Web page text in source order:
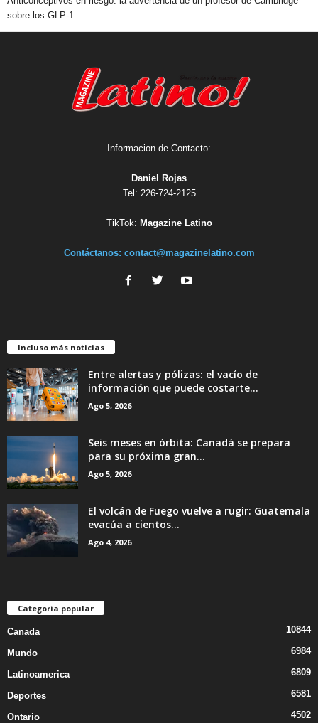
sobre los GLP-1
Informacion de Contacto:
Daniel Rojas
Tel: 226-724-2125
TikTok: Magazine Latino
Contáctanos: contact@magazinelatino.com
Incluso más noticias
Entre alertas y pólizas: el vacío de
información que puede costarte...
Ago 5, 2026
Seis meses en órbita: Canadá se prepara
para su próxima gran...
Ago 5, 2026
El volcán de Fuego vuelve a rugir: Guatemala
evacúa a cientos...
Ago 4, 2026
Categoría popular
Canada 10844
Mundo 6984
Latinoamerica 6809
Deportes 6581
Ontario 4502